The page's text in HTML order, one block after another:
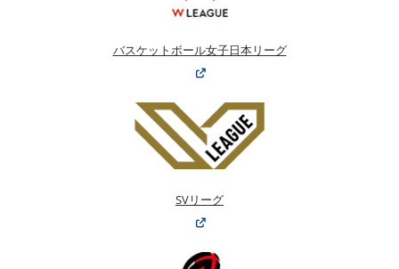
バスケットボール女子日本リーグ
SVリーグ